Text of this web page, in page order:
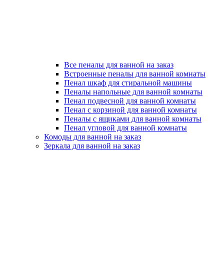
Все пеналы для ванной на заказ
Встроенные пеналы для ванной комнаты
Пенал шкаф для стиральной машины
Пеналы напольные для ванной комнаты
Пенал подвесной для ванной комнаты
Пенал с корзиной для ванной комнаты
Пеналы с ящиками для ванной комнаты
Пенал угловой для ванной комнаты
Комоды для ванной на заказ
Зеркала для ванной на заказ